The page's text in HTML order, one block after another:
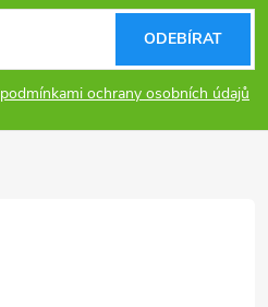
podmínkami ochrany osobních údajů
ODEBÍRAT